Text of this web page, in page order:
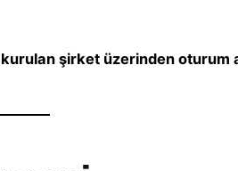
kurulan şirket üzerinden oturum